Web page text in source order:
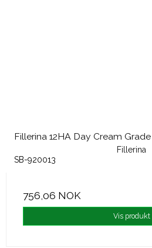
Fillerina 12HA Day Cream
Fillerina
SB-920013
756,06 NOK
Vis produkt